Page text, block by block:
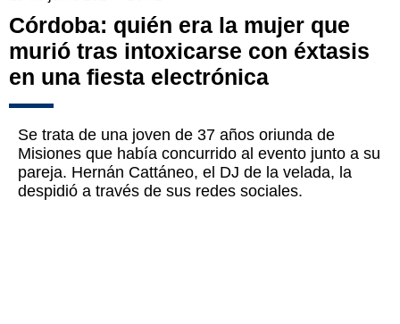
Córdoba: quién era la mujer que
murió tras intoxicarse con éxtasis
en una fiesta electrónica
Se trata de una joven de 37 años oriunda de
Misiones que había concurrido al evento junto a su
pareja. Hernán Cattáneo, el DJ de la velada, la
despidió a través de sus redes sociales.